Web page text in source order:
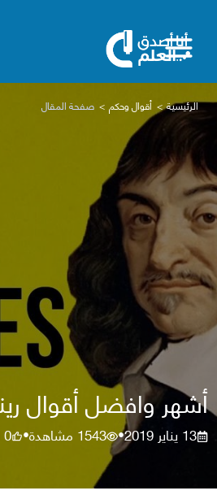
الرئيسية أقوال وحكم صفحة المقال
أشهر وافضل أقوال
13 يناير 2019 •
1543 مشاهدة•
0